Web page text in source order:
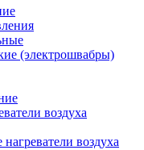
(электрошвабры)
воздуха
воздуха